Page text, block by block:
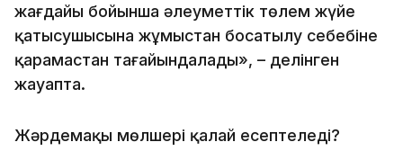
жағдайы бойынша әлеуметтік төлем жүйе
қатысушысына жұмыстан босатылу себебіне
қарамастан тағайындалады», – делінген
жауапта.
Жәрдемақы мөлшері қалай есептеледі?